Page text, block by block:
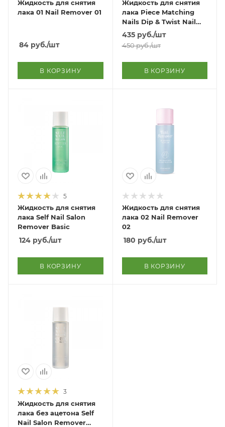
Жидкость для снятия
лака 01 Nail Remover 01
84 руб./шт
В КОРЗИНУ
Жидкость для снятия
лака Piece Matching
Nails Dip & Twist Nail
Remover
435руб./шт
450руб./шт
В КОРЗИНУ
5
Жидкость для снятия
лака Self Nail Salon
Remover Basic
124 руб./шт
В КОРЗИНУ
Жидкость для снятия
лака 02 Nail Remover
02
180 руб./шт
В КОРЗИНУ
3
Жидкость для снятия
лака без ацетона Self
Nail Salon Remover